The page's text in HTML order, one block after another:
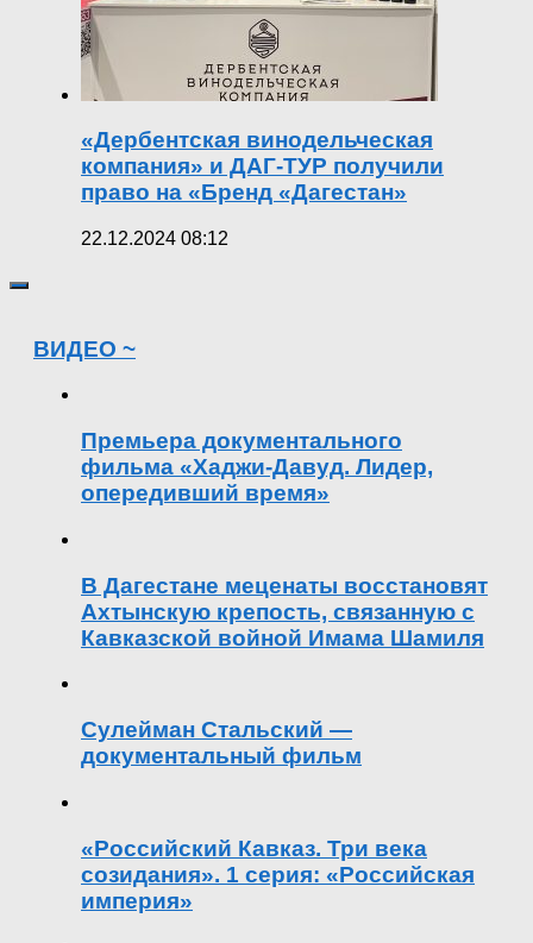
«Дербентская винодельческая
компания» и ДАГ-ТУР получили
право на «Бренд «Дагестан»
22.12.2024 08:12
ВИДЕО ~
Премьера документального
фильма «Хаджи-Давуд. Лидер,
опередивший время»
В Дагестане меценаты восстановят
Ахтынскую крепость, связанную с
Кавказской войной Имама Шамиля
Сулейман Стальский —
документальный фильм
«Российский Кавказ. Три века
созидания». 1 серия: «Российская
империя»